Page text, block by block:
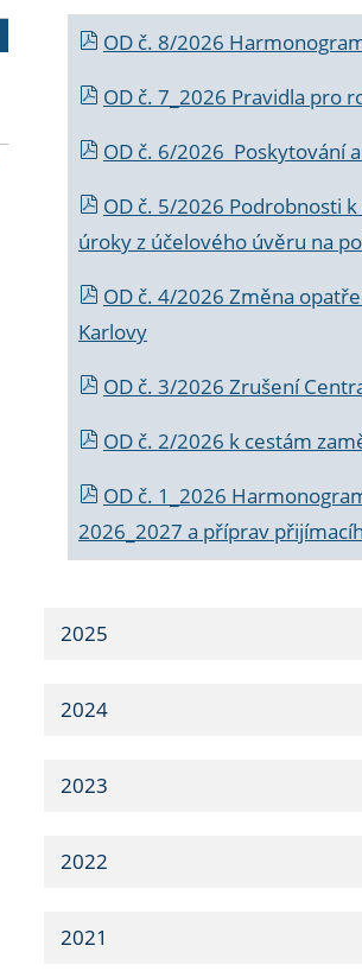
OD č. 8/2026
OD č. 7_2026 Pravidla pro
OD č. 6/2026 Poskytování
OD č. 5/2026 Podrobnosti
úroky z účelového úvěru na
OD č. 4/2026 Změna
Karlovy
OD č. 3/2026 Zrušení
OD č. 2/2026 k cestám
OD č. 1_2026
2026_2027 a příprav
2025
2024
2023
2022
2021